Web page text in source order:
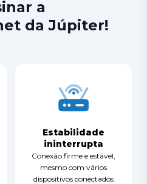
a
da Júpiter!
Estabilidade
ininterrupta
Conexão firme e estável,
mesmo com vários
dispositivos conectados